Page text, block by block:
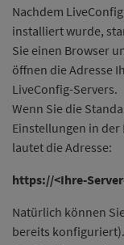
Nachdem LiveConfig
installiert wurde,
Sie einen Browser
öffnen die Adresse
LiveConfig-Servers.
Wenn Sie die
Einstellungen in
lautet die Adresse:
https://<Ihre-
Natürlich können
bereits